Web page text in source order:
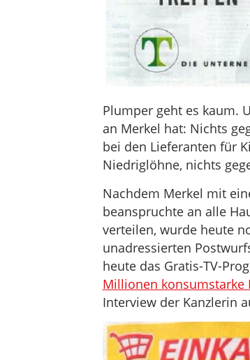
Plumper geht es kaum.
an Merkel hat: Nichts
bei den Lieferanten für
Niedriglöhne, nichts
Nachdem Merkel mit
beanspruchte an alle
verteilen, wurde heute
unadressierten
heute das Gratis-TV-
Millionen konsumstarke
Interview der Kanzlerin